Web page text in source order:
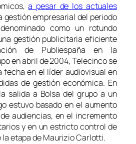
a pesar de los actuales
gestión empresarial del periodo
como un rotundo
gestión publicitaria eficiente
de Publiespaña en la
en abril de 2004, Telecinco se
fecha en el líder audiovisual en
de gestión económica. En
salida a Bolsa del grupo a un
estuvo basado en el aumento
audiencias, en el incremento
y en un estricto control de
etapa de Maurizio Carlotti.